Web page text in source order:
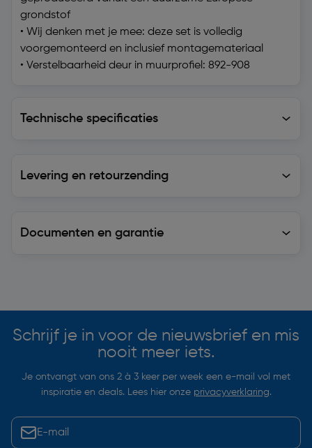
grondstof
• Wij denken met je mee: deze set is volledig
voorgemonteerd en inclusief montagemateriaal
• Verstelbaarheid deur in muurprofiel: 892-908
Technische specificaties
Levering en retourzending
Documenten en garantie
Schrijf je in voor de nieuwsbrief en mis
nooit meer iets.
Je ontvangt van ons 2 à 3 keer per week een e-mail vol met
inspiratie en deals. Lees hier onze privacyverklaring.